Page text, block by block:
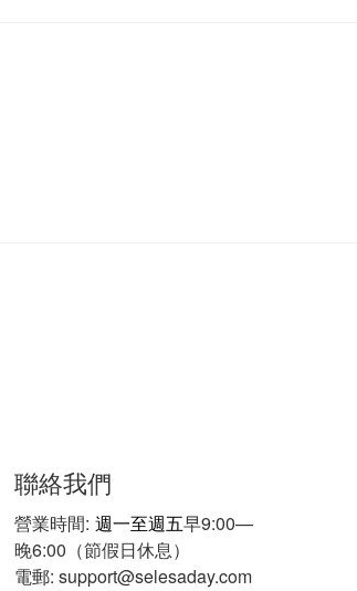
聯絡我們
營業時間: 週一至週五早9:00—
晚6:00（節假日休息）
電郵: support@selesaday.com